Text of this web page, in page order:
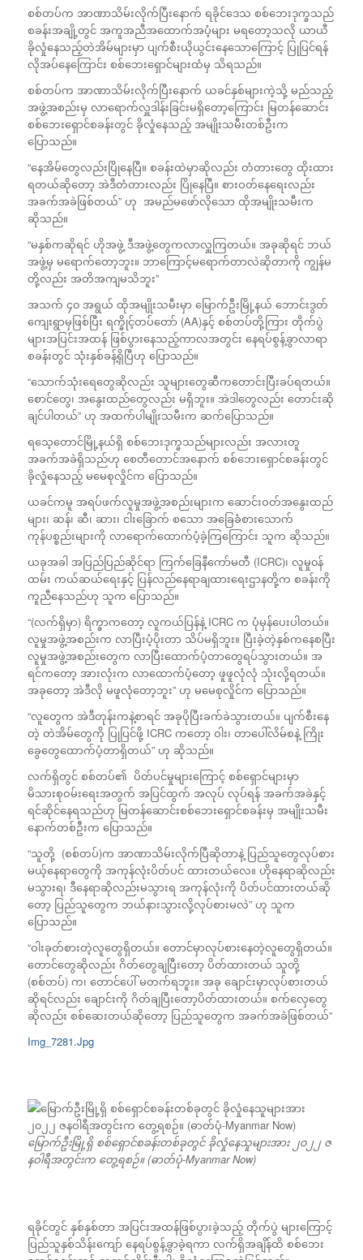
စစ်တပ်က အာဏာသိမ်းလိုက်ပြီးနောက် ရခိုင်ဒေသ စစ်ဘေးဒုက္ခသည်
စခန်းအချို့တွင် အကူအညီအထောက်အပံ့များ မရတော့သလို ယာယီ
ခိုလှုံနေသည့်တဲအိမ်များမှာ ပျက်စီးယိုယွင်းနေသောကြောင့် ပြုပြင်ရန်
လိုအပ်နေကြောင်း စစ်ဘေးရှောင်များထံမှ သိရသည်။
စစ်တပ်က အာဏာသိမ်းလိုက်ပြီးနောက် ယခင်နှစ်များကဲ့သို့ မည်သည့်
အဖွဲ့အစည်းမှ လာရောက်လှူဒါန်းခြင်းမရှိတော့ကြောင်း မြတန်ဆောင်း
စစ်ဘေးရှောင်စခန်းတွင် ခိုလှုံနေသည့် အမျိုးသမီးတစ်ဦးက
ပြောသည်။
“နေအိမ်တွေလည်းပြိုနေပြီ။ စခန်းထဲမှာဆိုလည်း တံတားတွေ ထိုးထား
ရတယ်ဆိုတော့ အဲဒီတံတားလည်း ပြိုနေပြီ။ စားဝတ်နေရေးလည်း
အခက်အခဲဖြစ်တယ်” ဟု အမည်မဖော်လိုသော ထိုအမျိုးသမီးက
ဆိုသည်။
“မနှစ်ကဆိုရင် ဟိုအဖွဲ့ ဒီအဖွဲ့တွေကလာလှူကြတယ်။ အခုဆိုရင် ဘယ်
အဖွဲ့မှ မရောက်တော့ဘူး။ ဘာကြောင့်မရောက်တာလဲဆိုတာကို ကျွန်မ
တို့လည်း အတိအကျမသိဘူး”
အသက် ၄၀ အရွယ် ထိုအမျိုးသမီးမှာ မြောက်ဦးမြို့နယ် ဘောင်းဒွတ်
ကျေးရွာမှဖြစ်ပြီး ရက္ခိုင့်တပ်တော် (AA)နှင့် စစ်တပ်တို့ကြား တိုက်ပွဲ
များအပြင်းအထန် ဖြစ်ပွားနေသည့်ကာလအတွင်း နေရပ်စွန့်ခွာလာရာ
စခန်းတွင် သုံးနှစ်ခန့်ရှိပြီဟု ပြောသည်။
“သောက်သုံးရေတွေဆိုလည်း သူများတွေဆီကတောင်းပြီးခပ်ရတယ်။
စောင်တွေ၊ အနွေးထည်တွေလည်း မရှိဘူး။ အဲဒါတွေလည်း တောင်းဆို
ချင်ပါတယ်” ဟု အထက်ပါမျိုးသမီးက ဆက်ပြောသည်။
ရသေ့တောင်မြို့နယ်ရှိ စစ်ဘေးဒုက္ခသည်များလည်း အလားတူ
အခက်အခဲရှိသည်ဟု စေတီတောင်အနောက် စစ်ဘေးရှောင်စခန်းတွင်
ခိုလှုံနေသည့် မမေစုလှိုင်က ပြောသည်။
ယခင်ကမူ အရပ်ဖက်လူမှုအဖွဲ့အစည်းများက ဆောင်းဝတ်အနွေးထည်
များ၊ ဆန်၊ ဆီ၊ ဆား၊ ငါးခြောက် စသော အခြေခံစားသောက်
ကုန်ပစ္စည်းများကို လာရောက်ထောက်ပံ့ခဲ့ကြကြောင်း သူက ဆိုသည်။
ယခုအခါ အပြည်ပြည်ဆိုင်ရာ ကြက်ခြေနီကော်မတီ (ICRC)၊ လူမှု၀န်
ထမ်း ကယ်ဆယ်ရေးနှင့် ပြန်လည်နေရာချထားရေးဌာနတို့က စခန်းကို
ကူညီနေသည်ဟု သူက ပြောသည်။
“(လက်ရှိမှာ) ရိက္ခာကတော့ လူကယ်ပြန်နဲ့ ICRC က ပုံမှန်ပေးပါတယ်။
လူမှုအဖွဲ့အစည်းက လာပြီးပံ့ပိုးတာ သိပ်မရှိဘူး။ ပြီးခဲ့တဲ့နှစ်ကနေစပြီး
လူမှုအဖွဲ့အစည်းတွေက လာပြီးထောက်ပံ့တာတွေရပ်သွားတယ်။ အ
ရင်ကတော့ အားလုံးက လာထောက်ပံ့တော့ ဖူဖူလုံလုံ သုံးလို့ရတယ်။
အခုတော့ အဲဒီလို မဖူလုံတော့ဘူး” ဟု မမေစုလှိုင်က ပြောသည်။
“လူတွေက အဲဒီတုန်းကနဲ့စာရင် အခုပိုပြီးခက်ခဲသွားတယ်။ ပျက်စီးနေ
တဲ့ တဲအိမ်တွေကို ပြုပြင်ဖို့ ICRC ကတော့ ဝါး၊ တာပေါ်လိမ်စနဲ့ ကြိုး
ခွေတွေထောက်ပံ့တာရှိတယ်” ဟု ဆိုသည်။
လက်ရှိတွင် စစ်တပ်၏ ပိတ်ပင်မှုများကြောင့် စစ်ရှောင်များမှာ
မိသားစုဝမ်း‌ရေးအတွက် အပြင်ထွက် အလုပ် လုပ်ရန် အခက်အခဲနှင့်
ရင်ဆိုင်နေရသည်ဟု မြတန်ဆောင်းစစ်ဘေးရှောင်စခန်းမှ အမျိုးသမီး
နောက်တစ်ဦးက ပြောသည်။
“သူတို့ (စစ်တပ်)က အာဏာသိမ်းလိုက်ပြီဆိုတာနဲ့ ပြည်သူတွေလုပ်စား
မယ့်နေရာတွေကို အကုန်လုံးပိတ်ပင် ထားတယ်လေ။ ဟိုနေရာဆိုလည်း
မသွားရ၊ ဒီနေရာဆိုလည်းမသွားရ အကုန်လုံးကို ပိတ်ပင်ထားတယ်ဆို
တော့ ပြည်သူတွေက ဘယ်နားသွားလို့လုပ်စားမလဲ” ဟု သူက
ပြောသည်။
“ဝါးခုတ်စားတဲ့လူတွေရှိတယ်။ တောင်မှာလုပ်စားနေတဲ့လူတွေရှိတယ်။
တောင်တွေဆိုလည်း ဂိတ်တွေချပြီးတော့ ပိတ်ထားတယ် သူတို့
(စစ်တပ်) က၊ တောင်ပေါ် မတက်ရဘူး။ အခု ချောင်းမှာလုပ်စားတယ်
ဆိုရင်လည်း ချောင်းကို ဂိတ်ချပြီးတော့ပိတ်ထားတယ်။ စက်လှေတွေ
ဆိုလည်း စစ်ဆေးတယ်ဆိုတော့ ပြည်သူတွေက အခက်အခဲဖြစ်တယ်”
Img_7281.Jpg
မြောက်ဦးမြို့ရှိ စစ်ရှောင်စခန်းတစ်ခုတွင် ခိုလှုံနေသူများအား ၂၀၂၂ ဇ
နဝါရီအတွင်းက တွေ့ရစဉ်။ (ဓာတ်ပုံ-Myanmar Now)
ရခိုင်တွင် နှစ်နှစ်တာ အပြင်းအထန်ဖြစ်ပွားခဲ့သည့် တိုက်ပွဲ များကြောင့်
ပြည်သူနှစ်သိန်းကျော် နေရပ်စွန့်ခွာခဲ့ရကာ လက်ရှိအချိန်ထိ စစ်ဘေး